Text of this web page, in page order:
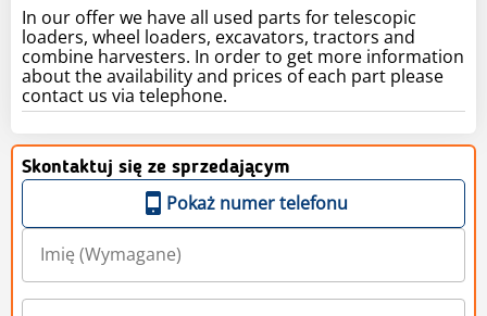
In our offer we have all used parts for telescopic
loaders, wheel loaders, excavators, tractors and
combine harvesters. In order to get more information
about the availability and prices of each part please
contact us via telephone.
Skontaktuj się ze sprzedającym
Pokaż numer telefonu